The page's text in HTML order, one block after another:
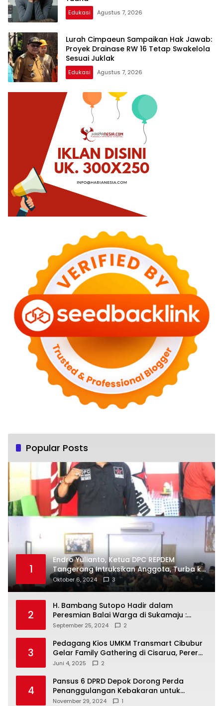
Edukasi Agustus 7, 2026
Lurah Cimpaeun Sampaikan Hak Jawab:
Proyek Drainase RW 16 Tetap Swakelola
Sesuai Juklak
Edukasi Agustus 7, 2026
Popular Posts
1
Endro Yulianto, Ketua DPC REPDEM
Tangerang Intruksikan Anggota, Turba ke
Masyarakat Dan Jalani Apa Yang di
Putuskan RAKERCABSUS
Oktober 6, 2024 3
2
H. Bambang Sutopo Hadir dalam
Peresmian Balai Warga di Sukamaju :
Wadah Baru untuk Kolaborasi dan
September 25, 2024 2
3
Pedagang Kios UMKM Transmart Cibubur
Gelar Family Gathering di Cisarua, Pererat
Silaturahmi dan Kekompakan
Juni 4, 2025 2
4
Pansus 6 DPRD Depok Dorong Perda
Penanggulangan Kebakaran untuk
Keselamatan Warga
November 29, 2024 1